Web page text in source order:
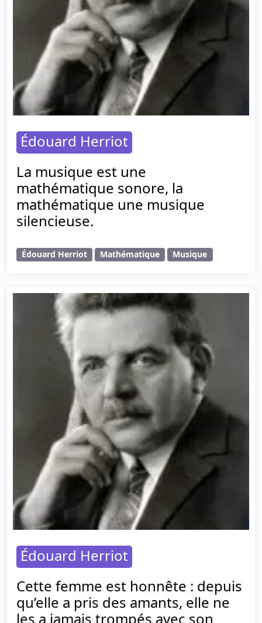
Édouard Herriot
La musique est une
mathématique sonore, la
mathématique une musique
silencieuse.
Édouard Herriot Mathématique Musique
Édouard Herriot
Cette femme est honnête : depuis
qu’elle a pris des amants, elle ne
les a jamais trompés avec son